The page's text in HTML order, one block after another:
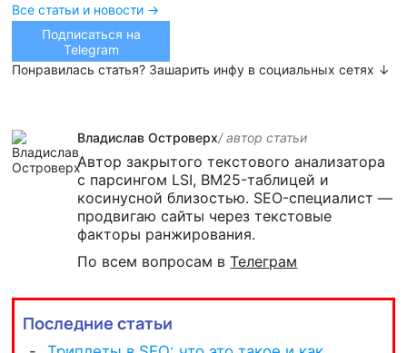
Все статьи и новости →
Подписаться на
Telegram
Понравилась статья? Зашарить инфу в социальных сетях ↓
Владислав Островерх/ автор cтатьи
Автор закрытого текстового анализатора
с парсингом LSI, BM25-таблицей и
косинусной близостью. SEO-специалист —
продвигаю сайты через текстовые
факторы ранжирования.
По всем вопросам вТелеграм
Последние статьи